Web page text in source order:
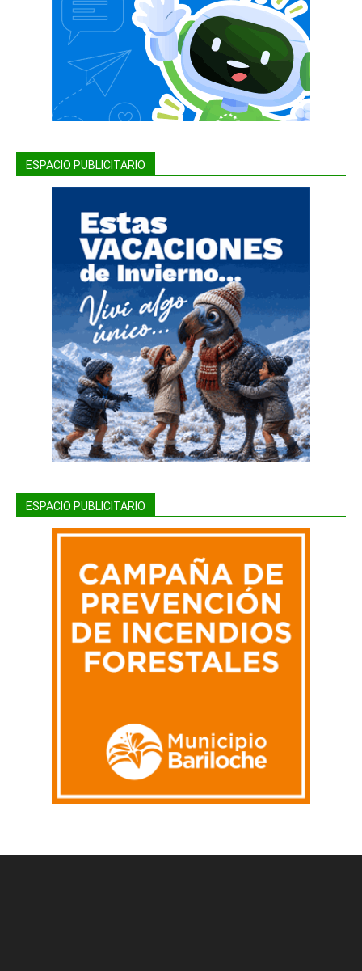
ESPACIO PUBLICITARIO
ESPACIO PUBLICITARIO